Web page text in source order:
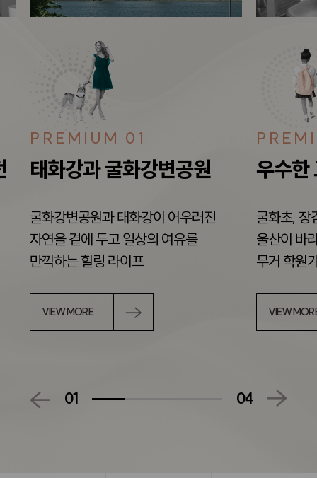
PREMIUM 01
태화강과 굴화강변공원
굴화강변공원과 태화강이 어우러진
자연을 곁에 두고 일상의 여유를
만끽하는 힐링 라이프
VIEW MORE
우수한
굴화초, 장
울산이 바
무거 학원
VIEW
01 04